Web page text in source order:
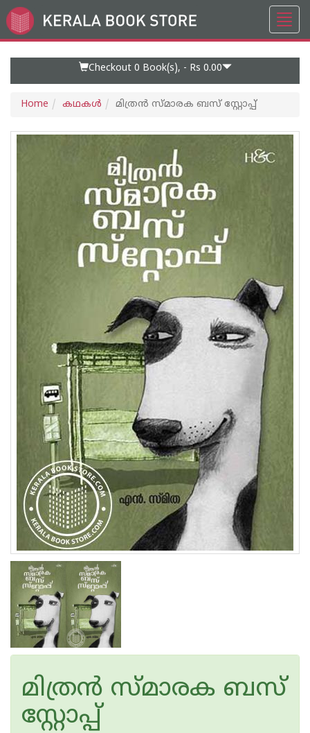
Go
to
Checkout 0 Book(s), - Rs 0.00
Home കഥകള്‍ മിത്രൻ സ്മാരക ബസ് സ്റ്റോപ്പ്
മിത്രൻ സ്മാരക ബസ്
സ്റ്റോപ്പ്